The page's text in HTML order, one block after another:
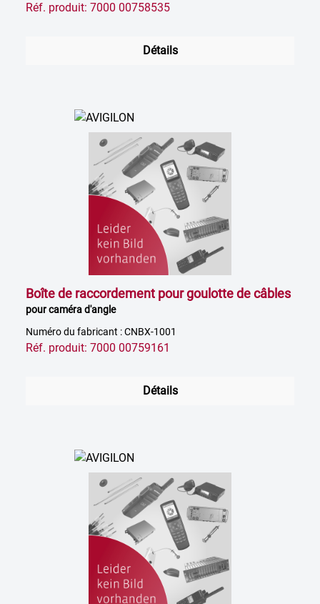
Réf. produit: 7000 00758535
Détails
Boîte de raccordement pour goulotte de câbles
pour caméra d'angle
Numéro du fabricant : CNBX-1001
Réf. produit: 7000 00759161
Détails